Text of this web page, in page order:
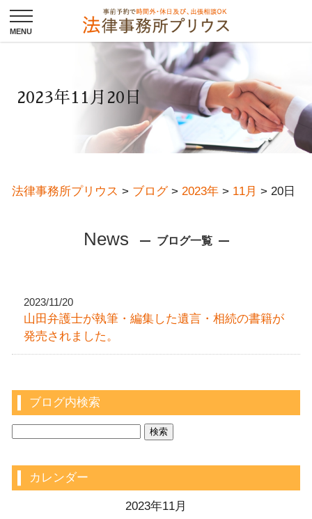
2023年11月20日
法律事務所プリウス > ブログ> 2023年 > 11月 > 20日
News ブログ一覧
2023/11/20
山田弁護士が執筆・編集した遺言・相続の書籍が
発売されました。
ブログ内検索
カレンダー
2023年11月